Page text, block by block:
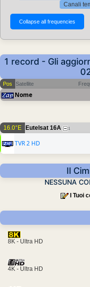
Canali
1 record - Gli
Pos Satellite
Nome
16.0°E Eutelsat 16A 1
TVR 2 HD
Il
NESSUNA
I Tuoi
8K - Ultra HD
4K - Ultra HD